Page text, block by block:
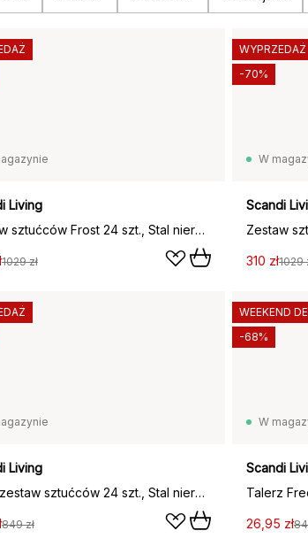
Living
Zestaw sztućców Frost 24 szt., Stal nierdzewna
1029 zł
W
Scandi
310 zł1029
WYPRZEDAŻ
-70%
Living
Polar zestaw sztućców 24 szt., Stal nierdzewna
849 zł
W
Scandi
Talerz
26,95 zł
WEEKEND
-68%